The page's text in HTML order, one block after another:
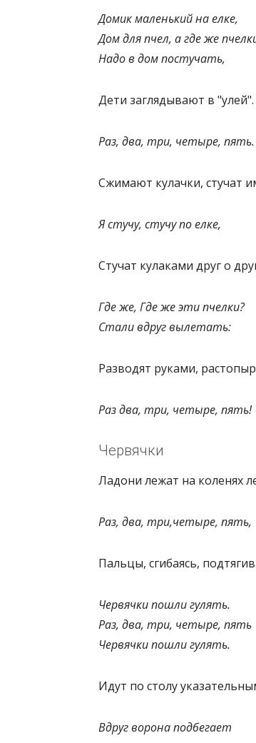
Домик маленький на елке,
Дом для пчел, а где же
Надо в дом постучать,
Дети заглядывают в "улей".
Раз, два, три, четыре, пять.
Сжимают кулачки, стучат
Я стучу, стучу по елке,
Стучат кулаками друг о
Где же, Где же эти пчелки?
Стали вдруг вылетать:
Разводят руками,
Раз два, три, четыре, пять!
Червячки
Ладони лежат на коленях
Раз, два, три,четыре, пять,
Пальцы, сгибаясь,
Червячки пошли гулять.
Раз, два, три, четыре, пять
Червячки пошли гулять.
Идут по столу
Вдруг ворона подбегает